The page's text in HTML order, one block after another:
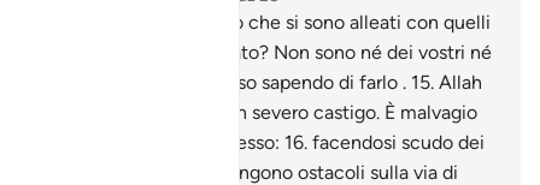
Non hai visto coloro che si sono alleati con quelli
con i quali Allah è adirato? Non sono né dei vostri né
dei loro, e giurano il falso sapendo di farlo . 15. Allah
ha preparato per loro un severo castigo. È malvagio
quel che hanno commesso: 16. facendosi scudo dei
loro giuramenti, frappongono ostacoli sulla via di